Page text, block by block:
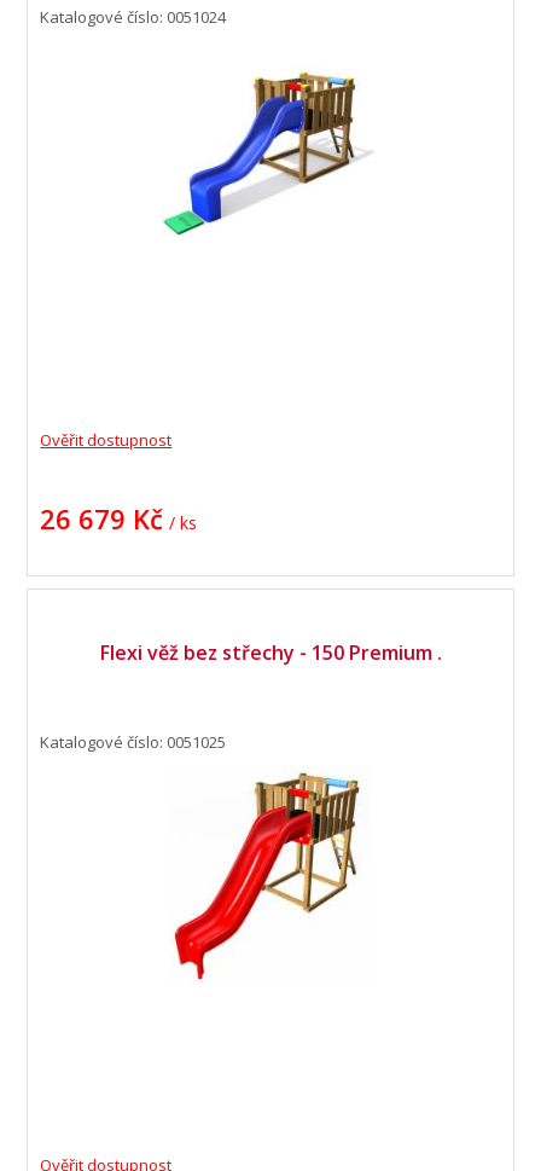
Katalogové číslo: 0051024
Ověřit dostupnost
26 679 Kč / ks
Flexi věž bez střechy - 150 Premium .
Katalogové číslo: 0051025
Ověřit dostupnost